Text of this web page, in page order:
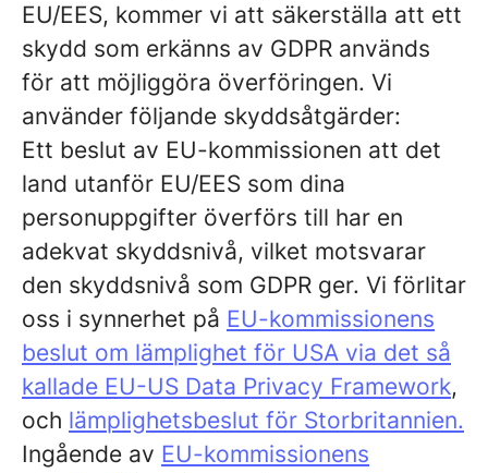
EU/EES, kommer vi att säkerställa att ett
skydd som erkänns av GDPR används
för att möjliggöra överföringen. Vi
använder följande skyddsåtgärder:
Ett beslut av EU-kommissionen att det
land utanför EU/EES som dina
personuppgifter överförs till har en
adekvat skyddsnivå, vilket motsvarar
den skyddsnivå som GDPR ger. Vi förlitar
oss i synnerhet på EU-kommissionens
beslut om lämplighet för USA via det så
kallade EU-US Data Privacy Framework,
och lämplighetsbeslut för Storbritannien.
Ingående av EU-kommissionens